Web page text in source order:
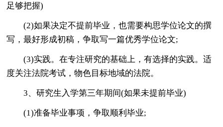
足够把握)
(2)如果决定不提前毕业，也需要构思学位论文的撰
写，最好形成初稿，争取写一篇优秀学位论文;
(3)实践。在专注研究的基础上，有选择的实践。适
度关注法院考试，物色目标地域的法院。
3、研究生入学第三年期间(如果未提前毕业)
(1)准备毕业事项，争取顺利毕业;